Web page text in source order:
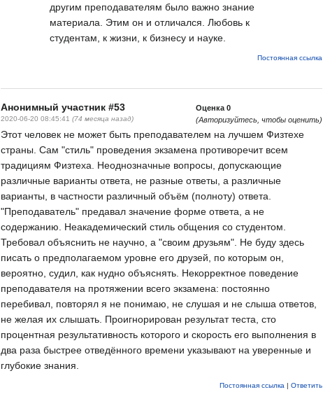
другим преподавателям было важно знание
материала. Этим он и отличался. Любовь к
студентам, к жизни, к бизнесу и науке.
Постоянная ссылка
Анонимный участник #53
2020-06-20 08:45:41 (74 месяца назад)
Оценка 0
(Авторизуйтесь, чтобы оценить)
Этот человек не может быть преподавателем на лучшем Физтехе
страны. Сам "стиль" проведения экзамена противоречит всем
традициям Физтеха. Неоднозначные вопросы, допускающие
различные варианты ответа, не разные ответы, а различные
варианты, в частности различный объём (полноту) ответа.
"Преподаватель" предавал значение форме ответа, а не
содержанию. Неакадемический стиль общения со студентом.
Требовал объяснить не научно, а "своим друзьям". Не буду здесь
писать о предполагаемом уровне его друзей, по которым он,
вероятно, судил, как нудно объяснять. Некорректное поведение
преподавателя на протяжении всего экзамена: постоянно
перебивал, повторял я не понимаю, не слушая и не слыша ответов,
не желая их слышать. Проигнорирован результат теста, сто
процентная результативность которого и скорость его выполнения в
два раза быстрее отведённого времени указывают на уверенные и
глубокие знания.
Постоянная ссылка | Ответить